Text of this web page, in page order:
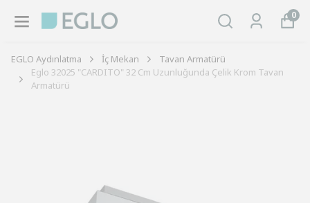
0
EGLO Aydınlatma İç Mekan
Tavan Armatürü
Eglo 32025 "CARDITO" 32 Cm Uzunluğunda Çelik Krom Tavan
Armatürü